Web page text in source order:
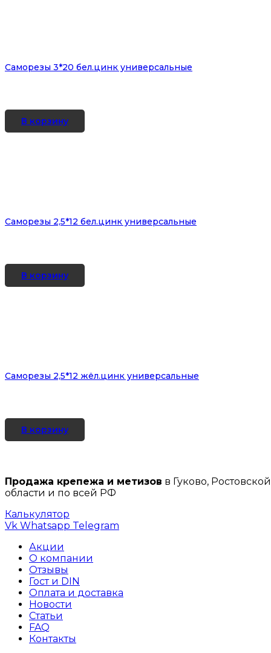
Саморезы 3*20 бел.цинк универсальные
В корзину
Саморезы 2,5*12 бел.цинк универсальные
В корзину
Саморезы 2,5*12 жёл.цинк универсальные
В корзину
Продажа крепежа и метизов в Гуково, Ростовской
области и по всей РФ
Калькулятор
Vk Whatsapp Telegram
Акции
О компании
Отзывы
Гост и DIN
Оплата и доставка
Новости
Статьи
FAQ
Контакты